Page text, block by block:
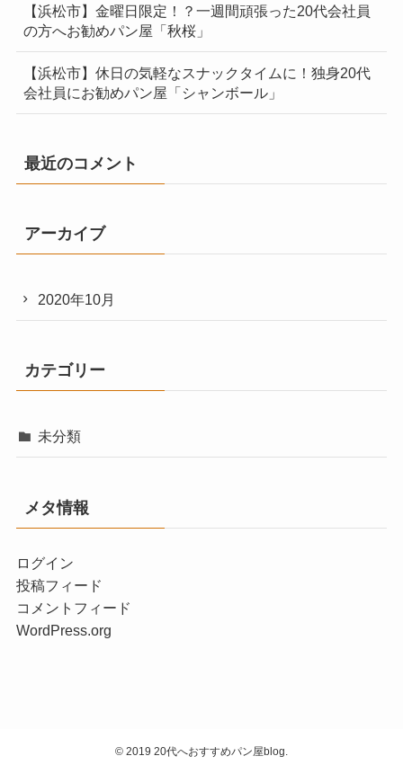
【浜松市】金曜日限定！？一週間頑張った20代会社員
の方へお勧めパン屋「秋桜」
【浜松市】休日の気軽なスナックタイムに！独身20代
会社員にお勧めパン屋「シャンボール」
最近のコメント
アーカイブ
2020年10月
カテゴリー
未分類
メタ情報
ログイン
投稿フィード
コメントフィード
WordPress.org
© 2019 20代へおすすめパン屋blog.